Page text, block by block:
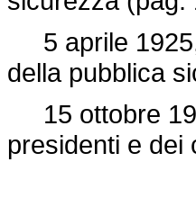
5 aprile 1925,
della pubblica
15 ottobre
presidenti e dei